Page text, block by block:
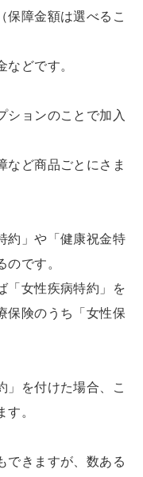
保障金額は選べるこ
どです。
ションのことで加入
など商品ごとにさま
約」や「健康祝金特
です。
「女性疾病特約」を
保険のうち「女性保
」を付けた場合、こ
。
できますが、数ある